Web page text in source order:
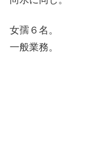
女孺６名。
一般業務。